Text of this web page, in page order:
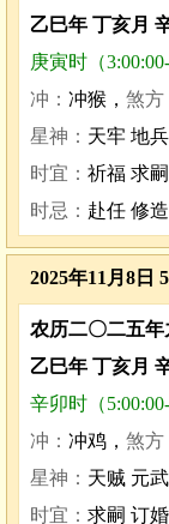
乙巳年 丁亥月
庚寅时（
冲： 冲猴， 煞方
星神： 天牢 地
时宜： 祈福 求
时忌： 赴任 修
2025年11月8日
农历二〇二五
乙巳年 丁亥月
辛卯时（
冲： 冲鸡， 煞方
星神： 天贼 元
时宜： 求嗣 订